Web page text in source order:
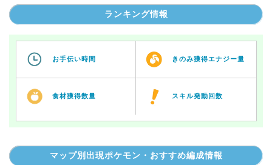
ランキング情報
お手伝い時間 きのみ獲得エナジー量
食材獲得数量 スキル発動回数
マップ別出現ポケモン・おすすめ編成情報